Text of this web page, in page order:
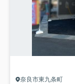
奈良市東九条町